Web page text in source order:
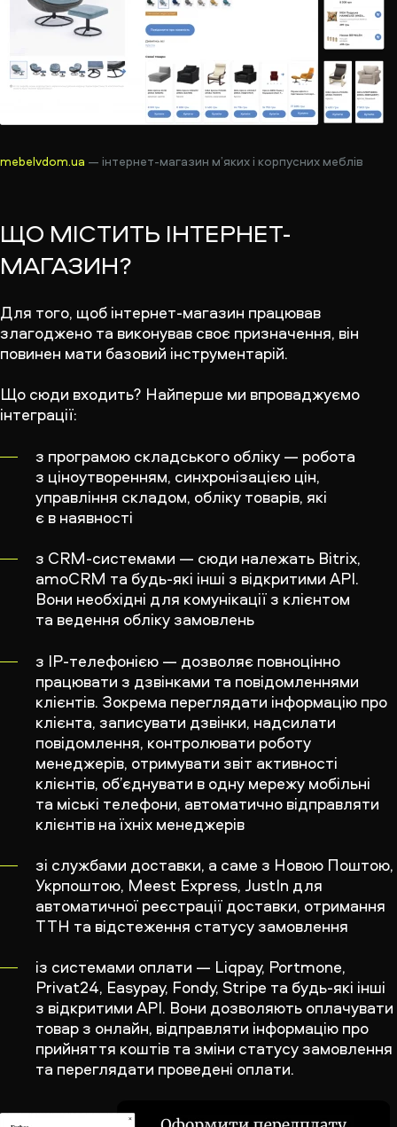
mebelvdom.ua — інтернет-магазин м’яких і корпусних меблів
ЩО МІСТИТЬ ІНТЕРНЕТ-
МАГАЗИН?
Для того, щоб інтернет-магазин працював
злагоджено та виконував своє призначення, він
повинен мати базовий інструментарій.
Що сюди входить? Найперше ми впроваджуємо
інтеграції:
з програмою складського обліку — робота
з ціноутворенням, синхронізацією цін,
управління складом, обліку товарів, які
є в наявності
з CRM-системами — сюди належать Bitrix,
amoCRM та будь-які інші з відкритими API.
Вони необхідні для комунікації з клієнтом
та ведення обліку замовлень
з IP-телефонією — дозволяє повноцінно
працювати з дзвінками та повідомленнями
клієнтів. Зокрема переглядати інформацію про
клієнта, записувати дзвінки, надсилати
повідомлення, контролювати роботу
менеджерів, отримувати звіт активності
клієнтів, об’єднувати в одну мережу мобільні
та міські телефони, автоматично відправляти
клієнтів на їхніх менеджерів
зі службами доставки, а саме з Новою Поштою,
Укрпоштою, Meest Express, JustIn для
автоматичної реєстрації доставки, отримання
ТТН та відстеження статусу замовлення
із системами оплати — Liqpay, Portmone,
Privat24, Easypay, Fondy, Stripe та будь-які інші
з відкритими API. Вони дозволяють оплачувати
товар з онлайн, відправляти інформацію про
прийняття коштів та зміни статусу замовлення
та переглядати проведені оплати.